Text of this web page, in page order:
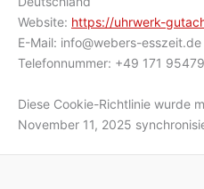
Website: https://uhrwerk-
E-Mail: info@webers-esszeit.de
Telefonnummer: +49 171
Diese Cookie-Richtlinie wurde
November 11, 2025